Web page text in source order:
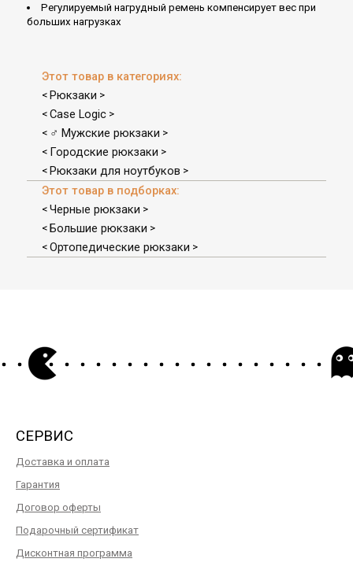
Регулируемый нагрудный ремень компенсирует вес при
больших нагрузках
Этот товар в категориях:
< Рюкзаки >
< Case Logic>
< ♂ Мужские рюкзаки >
< Городские рюкзаки >
< Рюкзаки для ноутбуков >
Этот товар в подборках:
< Черные рюкзаки >
< Большие рюкзаки >
< Ортопедические рюкзаки >
СЕРВИС
Доставка и оплата
Гарантия
Договор оферты
Подарочный сертификат
Дисконтная программа